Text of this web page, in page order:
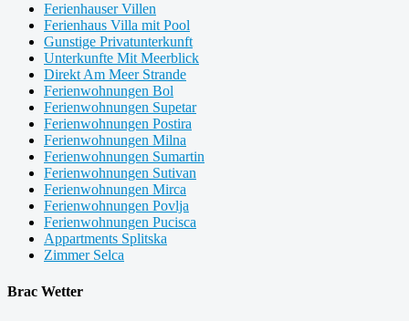
Ferienhauser Villen
Ferienhaus Villa mit Pool
Gunstige Privatunterkunft
Unterkunfte Mit Meerblick
Direkt Am Meer Strande
Ferienwohnungen Bol
Ferienwohnungen Supetar
Ferienwohnungen Postira
Ferienwohnungen Milna
Ferienwohnungen Sumartin
Ferienwohnungen Sutivan
Ferienwohnungen Mirca
Ferienwohnungen Povlja
Ferienwohnungen Pucisca
Appartments Splitska
Zimmer Selca
Brac Wetter